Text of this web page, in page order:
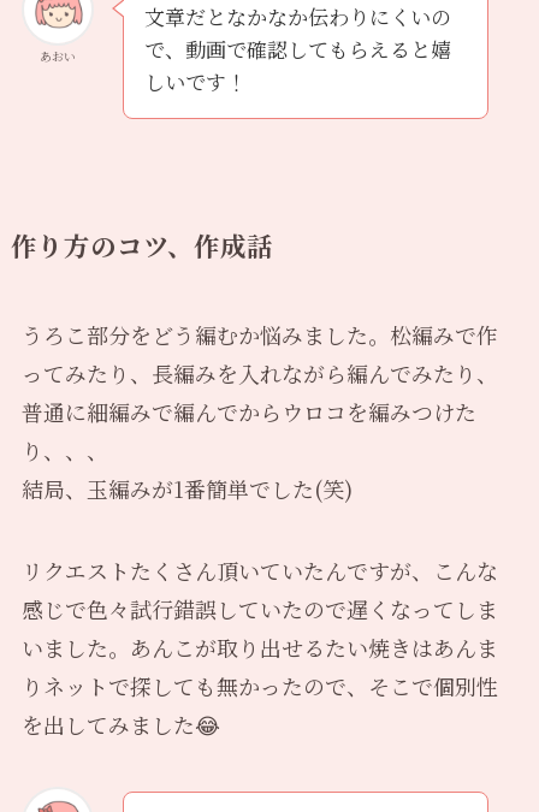
あおい
文章だとなかなか伝わりにくいの
で、動画で確認してもらえると嬉
しいです！
作り方のコツ、作成話
うろこ部分をどう編むか悩みました。松編みで作
ってみたり、長編みを入れながら編んでみたり、
普通に細編みで編んでからウロコを編みつけた
り、、、
結局、玉編みが1番簡単でした(笑)
リクエストたくさん頂いていたんですが、こんな
感じで色々試行錯誤していたので遅くなってしま
いました。あんこが取り出せるたい焼きはあんま
りネットで探しても無かったので、そこで個別性
を出してみました😂